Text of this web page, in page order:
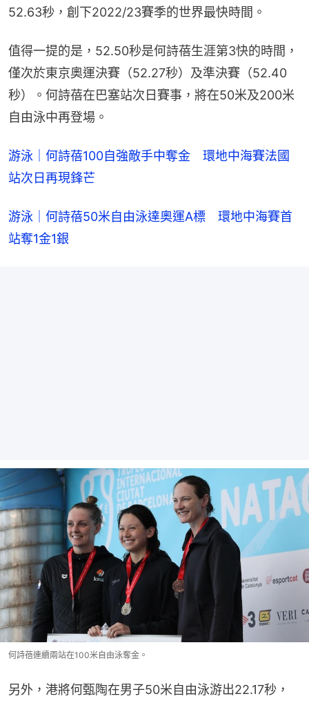
52.63秒，創下2022/23賽季的世界最快時間。
值得一提的是，52.50秒是何詩蓓生涯第3快的時間，
僅次於東京奧運決賽（52.27秒）及準決賽（52.40
秒）。何詩蓓在巴塞站次日賽事，將在50米及200米
自由泳中再登場。
游泳｜何詩蓓100自強敵手中奪金　環地中海賽法國
站次日再現鋒芒
游泳｜何詩蓓50米自由泳達奧運A標　環地中海賽首
站奪1金1銀
何詩蓓連續兩站在100米自由泳奪金。
另外，港將何甄陶在男子50米自由泳游出22.17秒，